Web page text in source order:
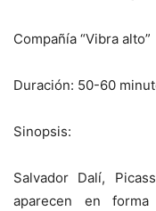
Compañía “Vibra alto”
Duración: 50-60
Sinopsis:
Salvador Dalí,
aparecen en